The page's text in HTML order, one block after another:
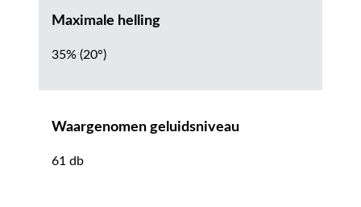
Maximale helling
35% (20°)
Waargenomen geluidsniveau
61 db